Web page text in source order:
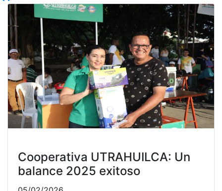
Mercado Campesino sin
intermediarios